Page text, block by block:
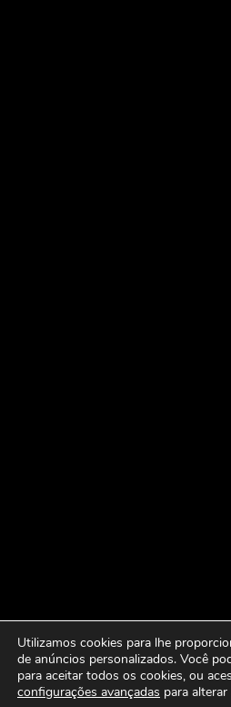
Utilizamos cookies para lhe
de anúncios personalizados. Você
para aceitar todos os cookies, ou
configurações avançadas para